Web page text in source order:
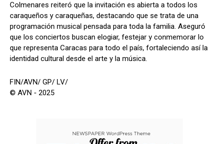
Colmenares reiteró que la invitación es abierta a todos los
caraqueños y caraqueñas, destacando que se trata de una
programación musical pensada para toda la familia. Aseguró
que los conciertos buscan elogiar, festejar y conmemorar lo
que representa Caracas para todo el país, fortaleciendo así la
identidad cultural desde el arte y la música.
FIN/AVN/ GP/ LV/
© AVN - 2025